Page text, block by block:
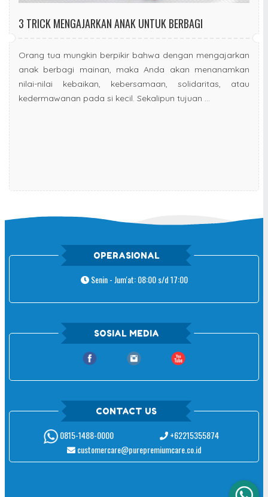
3 TRICK MENGAJARKAN ANAK UNTUK BERBAGI
Orang tua mungkin berpikir bahwa dengan mengajarkan
anak berbagi mainan, maka Anda akan menanamkan
nilai-nilai kebaikan, kebersamaan, solidaritas, atau
kedermawanan pada si kecil. Sekalipun tujuan ...
OPERASIONAL
Senin - Jum'at: 08:00 s/d 17:00
SOSIAL MEDIA
CONTACT US
0815-1488-0000
+62215355874
customercare@purepremiumcare.co.id